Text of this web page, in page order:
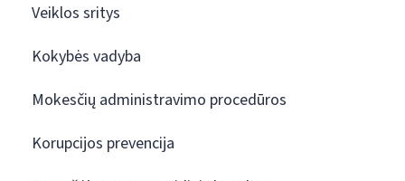
Veiklos sritys
Kokybės vadyba
Mokesčių administravimo procedūros
Korupcijos prevencija